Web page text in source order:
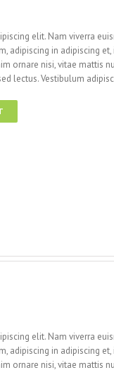
elit. Nam viverra
adipiscing in adipiscing
ornare nisi, vitae mattis
lectus. Vestibulum
elit. Nam viverra
adipiscing in adipiscing
ornare nisi, vitae mattis